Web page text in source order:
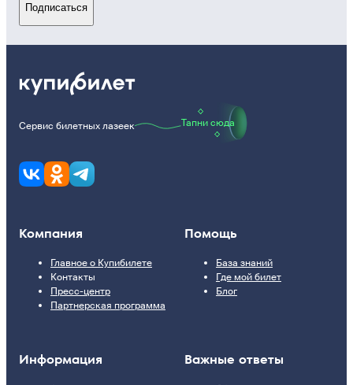
Подписаться
Сервис билетных лазеек Тапни сюда
Компания
Главное о Купибилете
Контакты
Пресс-центр
Партнерская программа
Помощь
База знаний
Где мой билет
Блог
Информация Важные ответы